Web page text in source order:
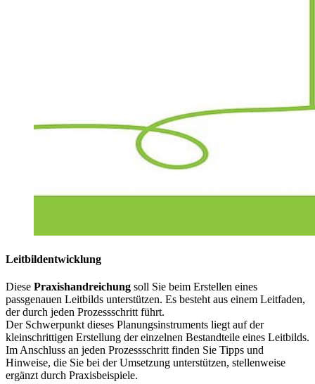
Leitbildentwicklung
Diese Praxishandreichung soll Sie beim Erstellen eines
passgenauen Leitbilds unterstützen. Es besteht aus einem Leitfaden,
der durch jeden Prozessschritt führt.
Der Schwerpunkt dieses Planungsinstruments liegt auf der
kleinschrittigen Erstellung der einzelnen Bestandteile eines Leitbilds.
Im Anschluss an jeden Prozessschritt finden Sie Tipps und
Hinweise, die Sie bei der Umsetzung unterstützen, stellenweise
ergänzt durch Praxisbeispiele.